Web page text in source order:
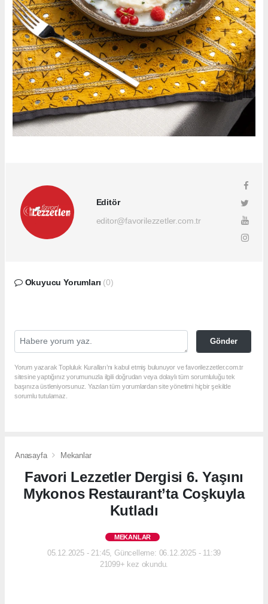
Editör
editor@favorilezzetler.com.tr
Okuyucu Yorumları (0)
Gönder
Yorum yazarak Topluluk Kuralları’nı kabul etmiş bulunuyor ve favorilezzetler.com.tr
sitesine yaptığınız yorumunuzla ilgili doğrudan veya dolaylı tüm sorumluluğu tek
başınıza üstleniyorsunuz. Yazılan tüm yorumlardan site yönetimi hiçbir şekilde
sorumlu tutulamaz.
Anasayfa Mekanlar
Favori Lezzetler Dergisi 6. Yaşını
Mykonos Restaurant’ta Coşkuyla
Kutladı
MEKANLAR
05.12.2025 - 21:45, Güncelleme: 06.12.2025 - 11:39
21099+ kez okundu.